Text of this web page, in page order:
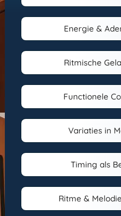
Energie &
Ritmische
Functionele
Variaties in
Timing als
Ritme &